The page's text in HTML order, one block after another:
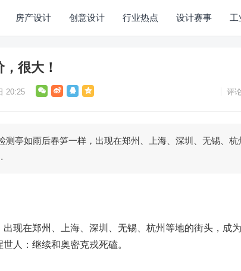
房产设计 创意设计 行业热点 设计赛事 工
很大！
20:25 评
雨后春笋一样，出现在郑州、上海、深圳、无锡、杭
现在郑州、上海、深圳、无锡、杭州等地的街头，成
人：继续和奥密克戎死磕。